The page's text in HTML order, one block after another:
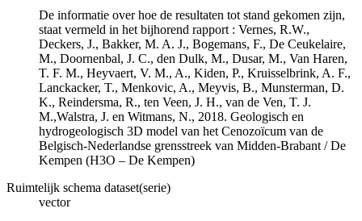
De informatie over hoe de resultaten tot stand gekomen zijn,
staat vermeld in het bijhorend rapport : Vernes, R.W.,
Deckers, J., Bakker, M. A. J., Bogemans, F., De Ceukelaire,
M., Doornenbal, J. C., den Dulk, M., Dusar, M., Van Haren,
T. F. M., Heyvaert, V. M., A., Kiden, P., Kruisselbrink, A. F.,
Lanckacker, T., Menkovic, A., Meyvis, B., Munsterman, D.
K., Reindersma, R., ten Veen, J. H., van de Ven, T. J.
M.,Walstra, J. en Witmans, N., 2018. Geologisch en
hydrogeologisch 3D model van het Cenozoïcum van de
Belgisch-Nederlandse grensstreek van Midden-Brabant / De
Kempen (H3O – De Kempen)
Ruimtelijk schema dataset(serie)
vector